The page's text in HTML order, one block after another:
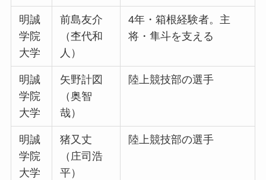
明誠
学院
大学
前島友介
（杢代和
人）
4年・箱根経験者。主
将・隼斗を支える
明誠
学院
大学
矢野計図
（奥智
哉）
陸上競技部の選手
明誠
学院
大学
猪又丈
（庄司浩
平）
陸上競技部の選手